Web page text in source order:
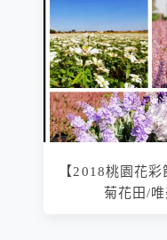
【2018桃園花
菊花田/